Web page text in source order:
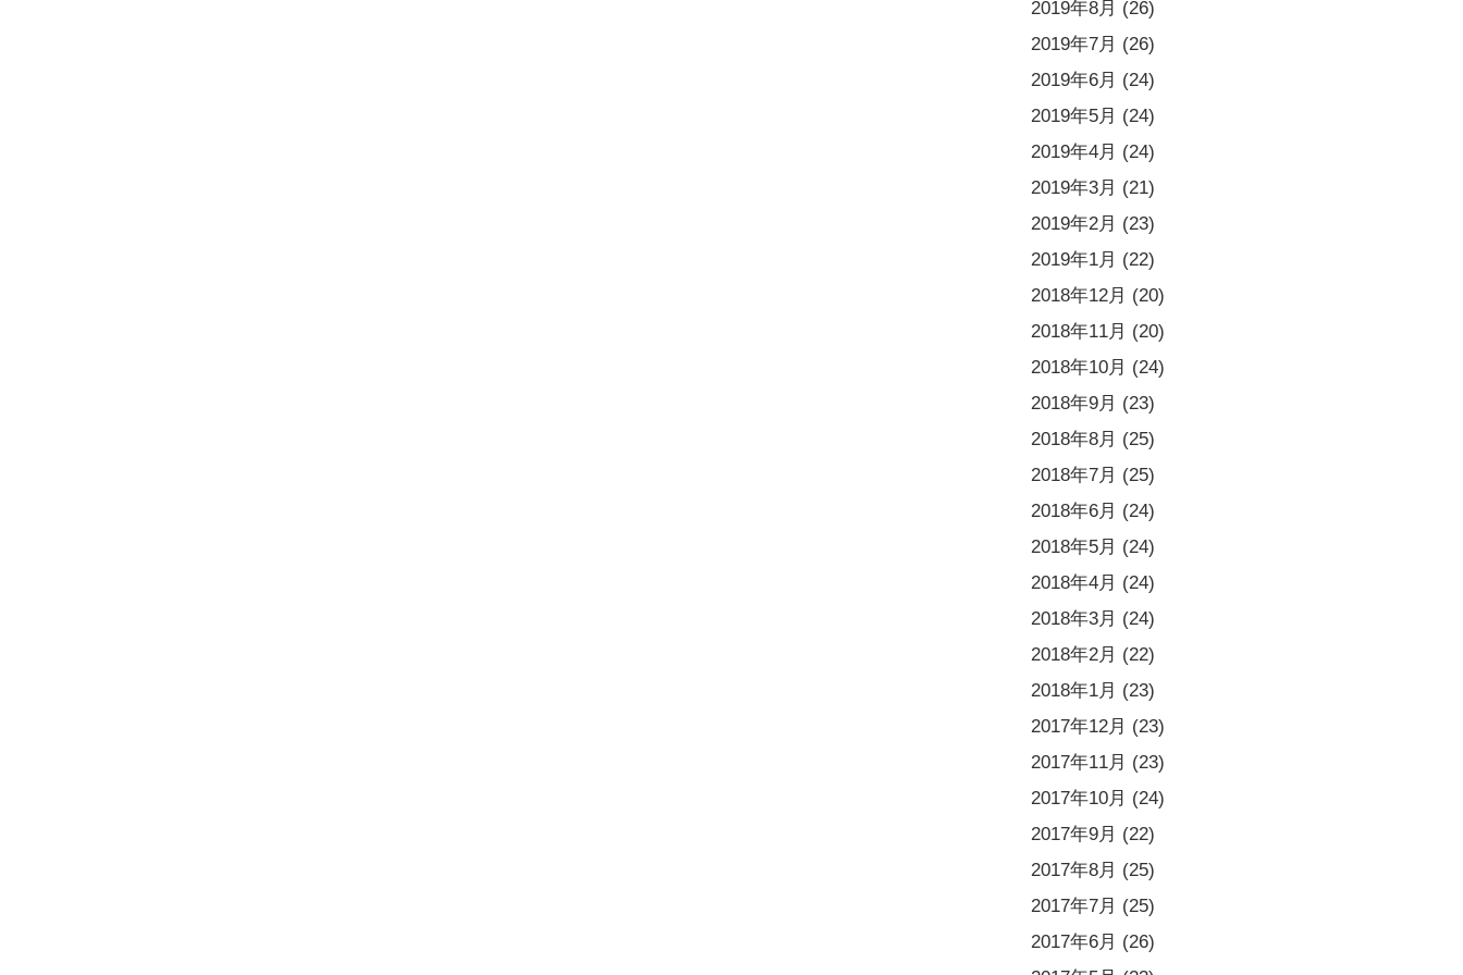
2019年8月 (26)
2019年7月 (26)
2019年6月 (24)
2019年5月 (24)
2019年4月 (24)
2019年3月 (21)
2019年2月 (23)
2019年1月 (22)
2018年12月 (20)
2018年11月 (20)
2018年10月 (24)
2018年9月 (23)
2018年8月 (25)
2018年7月 (25)
2018年6月 (24)
2018年5月 (24)
2018年4月 (24)
2018年3月 (24)
2018年2月 (22)
2018年1月 (23)
2017年12月 (23)
2017年11月 (23)
2017年10月 (24)
2017年9月 (22)
2017年8月 (25)
2017年7月 (25)
2017年6月 (26)